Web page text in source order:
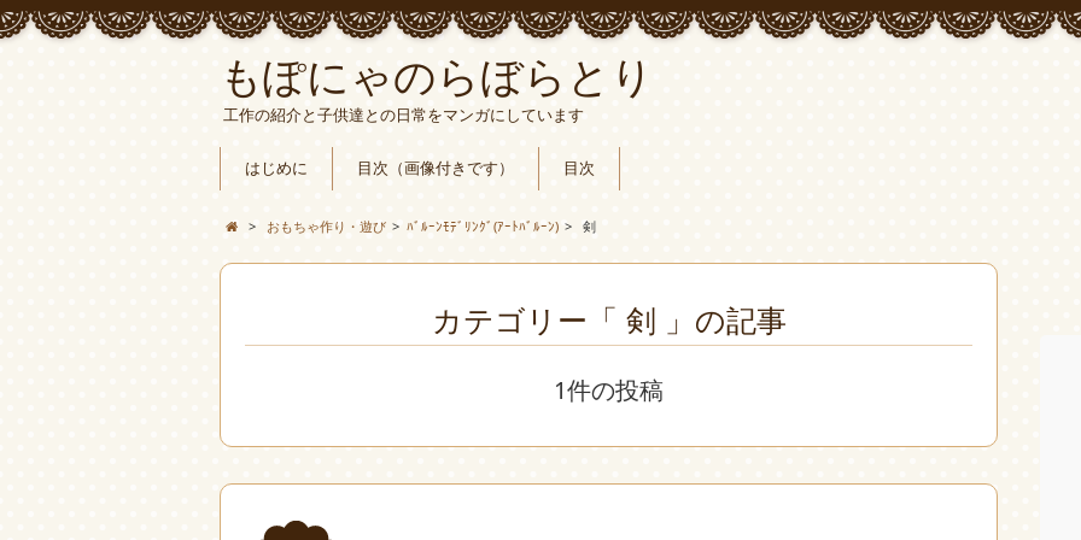
もぽにゃのらぼらとり
工作の紹介と子供達との日常をマンガにしています
はじめに 目次（画像付きです） 目次
> おもちゃ作り・遊び > ﾊﾞﾙｰﾝﾓﾃﾞﾘﾝｸﾞ(ｱｰﾄﾊﾞﾙｰﾝ) > 剣
カテゴリー「 剣 」の記事
1件の投稿